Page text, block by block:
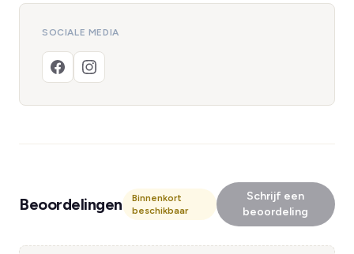
SOCIALE MEDIA
Beoordelingen
Binnenkort
beschikbaar
Schrijf een
beoordeling